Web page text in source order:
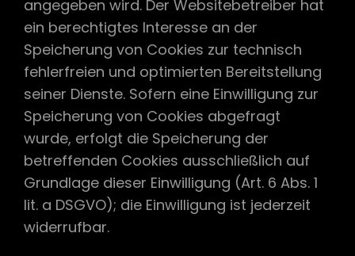
angegeben wird. Der Websitebetreiber hat
ein berechtigtes Interesse an der
Speicherung von Cookies zur technisch
fehlerfreien und optimierten Bereitstellung
seiner Dienste. Sofern eine Einwilligung zur
Speicherung von Cookies abgefragt
wurde, erfolgt die Speicherung der
betreffenden Cookies ausschließlich auf
Grundlage dieser Einwilligung (Art. 6 Abs. 1
lit. a DSGVO); die Einwilligung ist jederzeit
widerrufbar.